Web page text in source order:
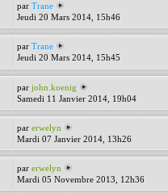
parTrane
Jeudi 20 Mars 2014, 15h46
parTrane
Jeudi 20 Mars 2014, 15h45
parjohn.koenig
Samedi 11 Janvier 2014, 19h04
parerwelyn
Mardi 07 Janvier 2014, 13h26
parerwelyn
Mardi 05 Novembre 2013, 12h36